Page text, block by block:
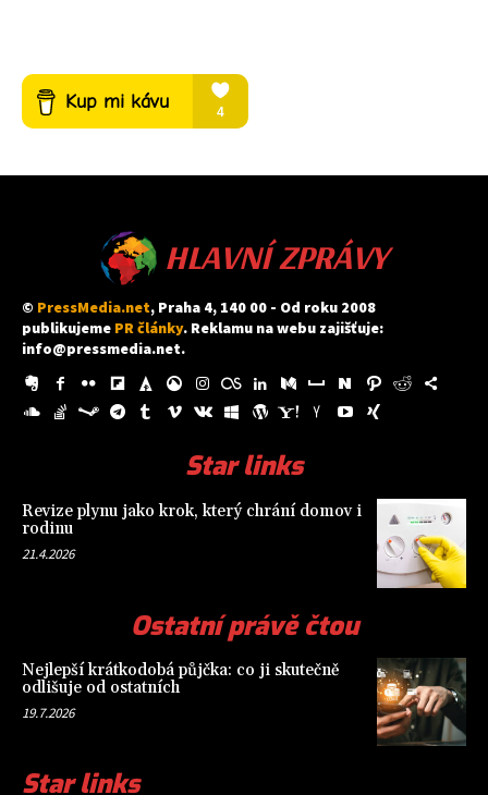
HLAVNÍ ZPRÁVY
© PressMedia.net, Praha 4, 140 00 - Od roku 2008
publikujeme PR články. Reklamu na webu zajišťuje:
info@pressmedia.net.
Star links
Revize plynu jako krok, který chrání domov i
rodinu
21.4.2026
Ostatní právě čtou
Nejlepší krátkodobá půjčka: co ji skutečně
odlišuje od ostatních
19.7.2026
Star links